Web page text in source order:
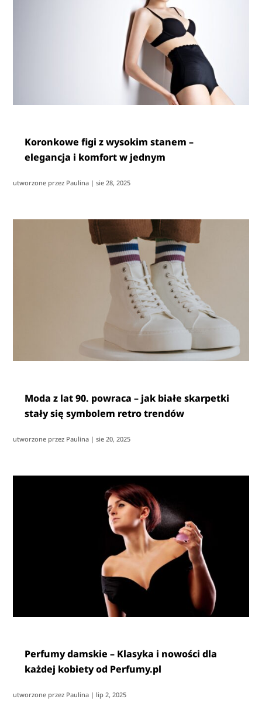
Koronkowe figi z wysokim stanem –
elegancja i komfort w jednym
utworzone przez Paulina |sie 28, 2025
Moda z lat 90. powraca – jak białe skarpetki
stały się symbolem retro trendów
utworzone przez Paulina |sie 20, 2025
Perfumy damskie – Klasyka i nowości dla
każdej kobiety od Perfumy.pl
utworzone przez Paulina | lip 2, 2025